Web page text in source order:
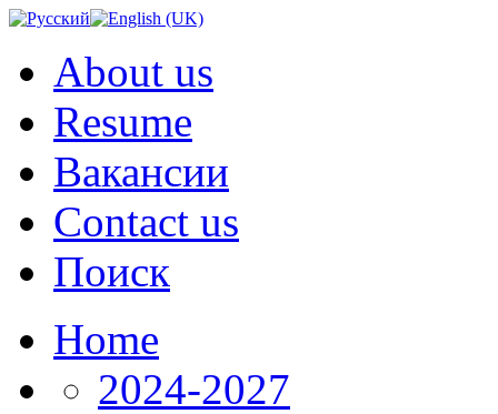
About us
Resume
Вакансии
Contact us
Поиск
Home
2024-2027